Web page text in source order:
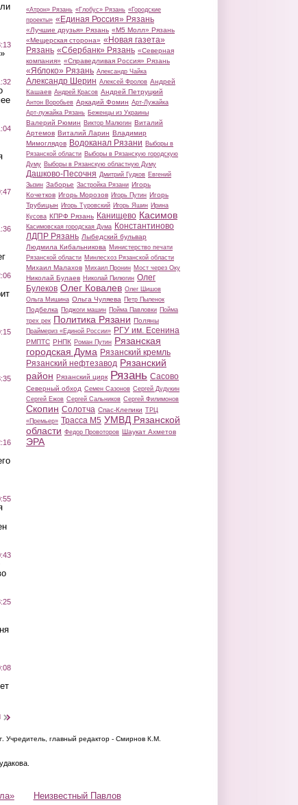
«Атрон» Рязань «Глобус» Рязань «Городские
проекты» «Единая Россия» Рязань
«Лучшие друзья» Рязань «М5 Молл» Рязань
«Мещерская сторона» «Новая газета»
Рязань «Сбербанк» Рязань «Северная
компания» «Справедливая Россия» Рязань
«Яблоко» Рязань Александр Чайка
Александр Шерин Алексей Фролов Андрей
Кашаев Андрей Красов Андрей Петруцкий
Антон Воробьев Аркадий Фомин Арт-Лужайка
Арт-лужайка Рязань Беженцы из Украины
Валерий Рюмин Виктор Малюгин Виталий
Артемов Виталий Ларин Владимир
Мимоглядов Водоканал Рязани Выборы в
Рязанской области Выборы в Рязанскую городскую
Думу Выборы в Рязанскую областную Думу
Дашково-Песочня Дмитрий Гудков Евгений
Зызин Заборье Застройка Рязани Игорь
Кочетков Игорь Морозов Игорь Путин Игорь
Трубицын Игорь Туровский Игорь Яшин Ирина
Кусова КПРФ Рязань Канищево Касимов
Касимовская городская Дума Константиново
ЛДПР Рязань Лыбедский бульвар
Людмила Кибальникова Министерство печати
Рязанской области Минлесхоз Рязанской области
Михаил Малахов Михаил Пронин Мост через Оку
Николай Булаев Николай Пилюгин Олег
Булеков Олег Ковалев Олег Шишов
Ольга Мишина Ольга Чуляева Петр Пыленок
Подбелка Поджоги машин Пойма Павловки Пойма
трех рек Политика Рязани Поляны
Праймериз «Единой России» РГУ им. Есенина
РМПТС РНПК Роман Путин Рязанская
городская Дума Рязанский кремль
Рязанский нефтезавод Рязанский
район Рязанский цирк Рязань Сасово
Северный обход Семен Сазонов Сергей Дудукин
Сергей Ежов Сергей Сальников Сергей Филимонов
Скопин Солотча Спас-Клепики ТРЦ
«Премьер» Трасса М5 УМВД Рязанской
области Федор Провоторов Шаукат Ахметов
ЭРА
Учредитель, главный редактор - Смирнов К.М.
Неизвестный Павлов